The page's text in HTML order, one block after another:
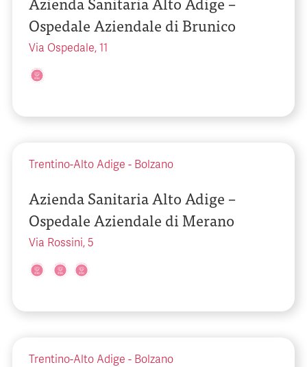
Ospedale Aziendale di Brunico
Via Ospedale, 11
Trentino-Alto Adige - Bolzano
Azienda Sanitaria Alto Adige –
Ospedale Aziendale di Merano
Via Rossini, 5
Trentino-Alto Adige - Bolzano